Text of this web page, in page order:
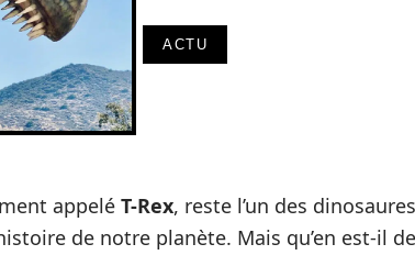
ACTU
appelé T-Rex, reste l’un des
de notre planète. Mais qu’en est-il